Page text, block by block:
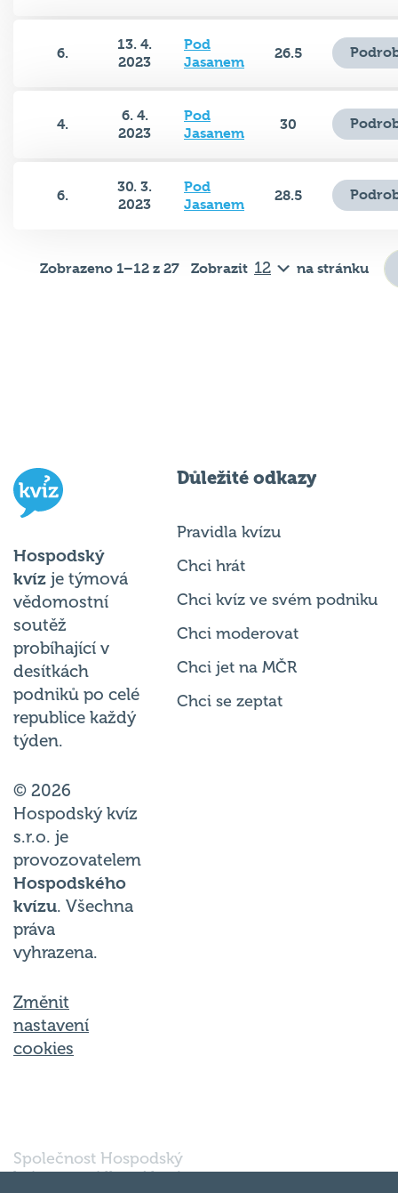
6.
13. 4.
2023
Pod
Jasanem
26.5
4.
6. 4.
2023
Pod
Jasanem
30
6.
30. 3.
2023
Pod
Jasanem
28.5
Zobrazeno 1–12 z 27 Zobrazit na stránku
Hospodský
kvíz je týmová
vědomostní
soutěž
probíhající v
desítkách
podniků po celé
republice každý
týden.
© 2026
Hospodský kvíz
s.r.o. je
provozovatelem
Hospodského
kvízu. Všechna
práva
vyhrazena.
Změnit
nastavení
cookies
Důležité odkazy
Pravidla kvízu
Chci hrát
Chci kvíz ve svém podniku
Chci moderovat
Chci jet na MČR
Chci se zeptat
Společnost Hospodský
kvíz s.r.o., sídlem Nové